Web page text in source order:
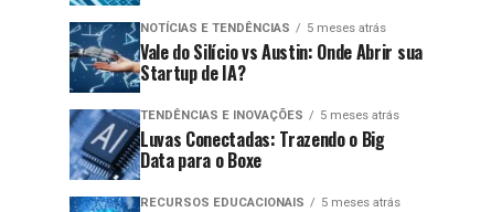
NOTÍCIAS E TENDÊNCIAS 5 meses atrás
Vale do Silício vs Austin: Onde Abrir sua
Startup de IA?
TENDÊNCIAS E INOVAÇÕES 5 meses atrás
Luvas Conectadas: Trazendo o Big
Data para o Boxe
RECURSOS EDUCACIONAIS 5 meses atrás